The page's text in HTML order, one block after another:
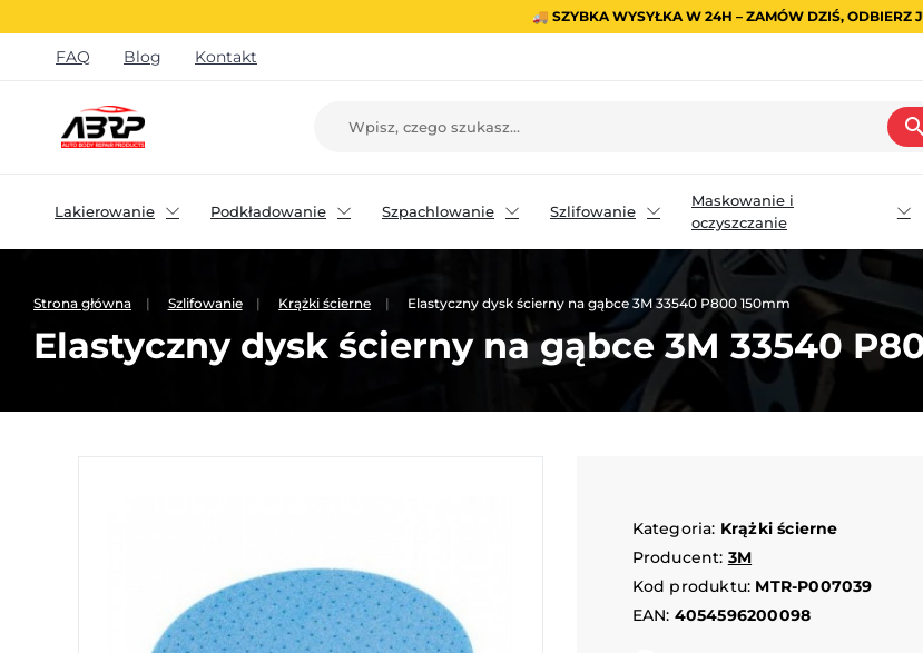
🚚 SZYBKA WYSYŁKA W 24H – ZAMÓW DZIŚ, ODBIERZ
FAQ Blog Kontakt
Lakierowanie Podkładowanie Szpachlowanie Szlifowanie
Maskowanie i
oczyszczanie
Strona główna Szlifowanie Krążki ścierne Elastyczny dysk ścierny na gąbce 3M 33540 P800 150mm
Elastyczny dysk ścierny na gąbce 3M 33540
Kategoria: Krążki ścierne
Producent: 3M
Kod produktu: MTR-P007039
EAN: 4054596200098